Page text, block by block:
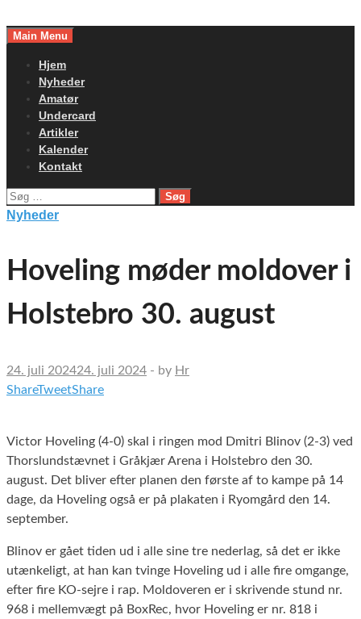
toMain Menu
Hjem
Nyheder
Amatør
Undercard
Artikler
Kalender
Kontakt
Søg
efter:
Nyheder
Hoveling møder moldover i
Holstebro 30. august
24. juli 202424. juli 2024 - by Hr
ShareTweetShare
Victor Hoveling (4-0) skal i ringen mod Dmitri Blinov (2-3) ved
Thorslundstævnet i Gråkjær Arena i Holstebro den 30.
august. Det bliver efter planen den første af to kampe på 14
dage, da Hoveling også er på plakaten i Ryomgård den 14.
september.
Blinov er gået tiden ud i alle sine tre nederlag, så det er ikke
utænkeligt, at han kan tvinge Hoveling ud i alle fire omgange,
efter fire KO-sejre i rap. Moldoveren er i skrivende stund nr.
968 i mellemvægt på BoxRec, hvor Hoveling er nr. 818 i